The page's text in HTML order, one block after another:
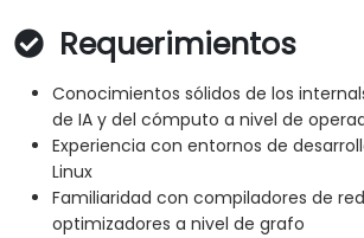
Requerimientos
Conocimientos sólidos de los
de IA y del cómputo a nivel de
Experiencia con entornos de
Linux
Familiaridad con compiladores de
optimizadores a nivel de grafo